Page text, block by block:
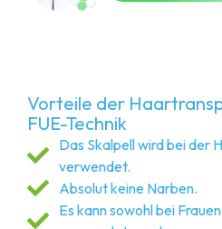
Vorteile der
FUE-Technik
Das Skalpell wird bei der
verwendet.
Absolut keine Narben.
Es kann sowohl bei